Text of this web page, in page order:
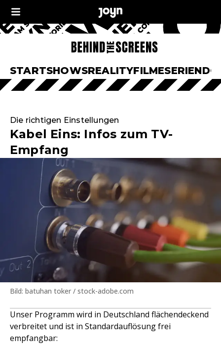
STARTSHOWSREALITYFILMESERIEN
Die richtigen Einstellungen
Kabel Eins: Infos zum TV-
Empfang
Bild: batuhan toker / stock-adobe.com
Unser Programm wird in Deutschland flächendeckend
verbreitet und ist in Standardauflösung frei
empfangbar: